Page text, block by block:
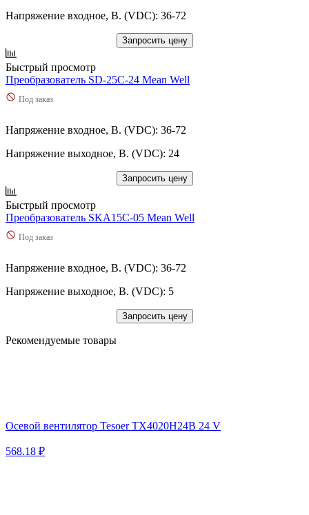
Напряжение входное, В. (VDC): 36-72
Запросить цену
Быстрый просмотр
Преобразователь SD-25C-24 Mean Well
Под заказ
Напряжение входное, В. (VDC): 36-72
Напряжение выходное, В. (VDC): 24
Запросить цену
Быстрый просмотр
Преобразователь SKA15C-05 Mean Well
Под заказ
Напряжение входное, В. (VDC): 36-72
Напряжение выходное, В. (VDC): 5
Запросить цену
Рекомендуемые товары
Осевой вентилятор Tesoer TX4020H24B 24 V
568.18 ₽